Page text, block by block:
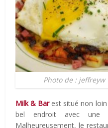
Photo de : jeffreyw
Milk & Barest situé non loin
bel endroit avec une
Malheureusement, le